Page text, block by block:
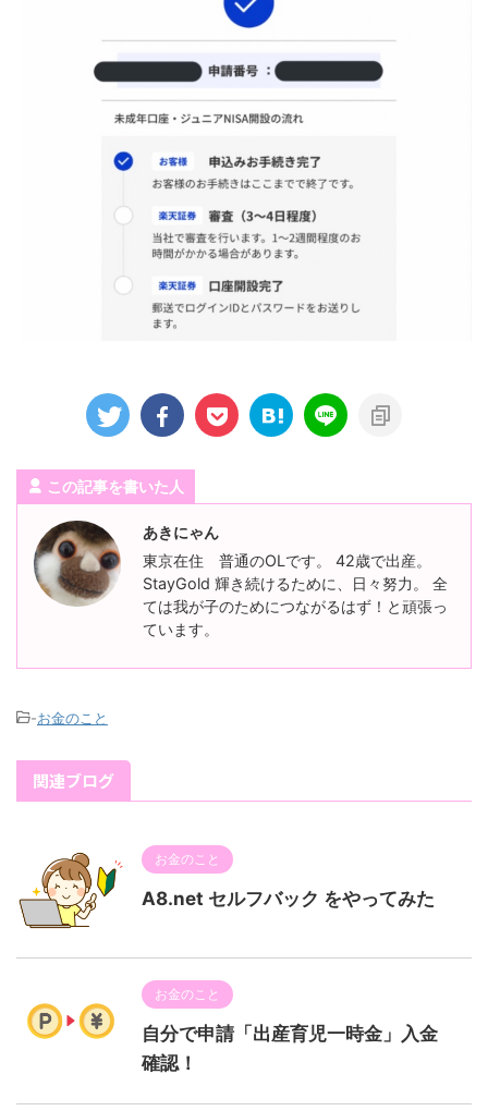
この記事を書いた人
あきにゃん
東京在住 普通のOLです。 42歳で出産。
StayGold 輝き続けるために、日々努力。 全
ては我が子のためにつながるはず！と頑張っ
ています。
-お金のこと
関連ブログ
お金のこと
A8.net セルフバック をやってみた
お金のこと
自分で申請「出産育児一時金」入金
確認！